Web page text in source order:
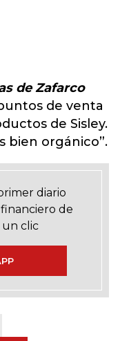
de Zafarco
de venta
de Sisley.
bien orgánico”.
diario
de
un clic